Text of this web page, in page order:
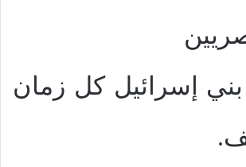
بني إسرائيل كل زمان